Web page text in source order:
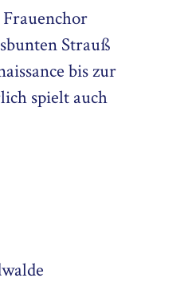
Strauß
bis zur
spielt auch